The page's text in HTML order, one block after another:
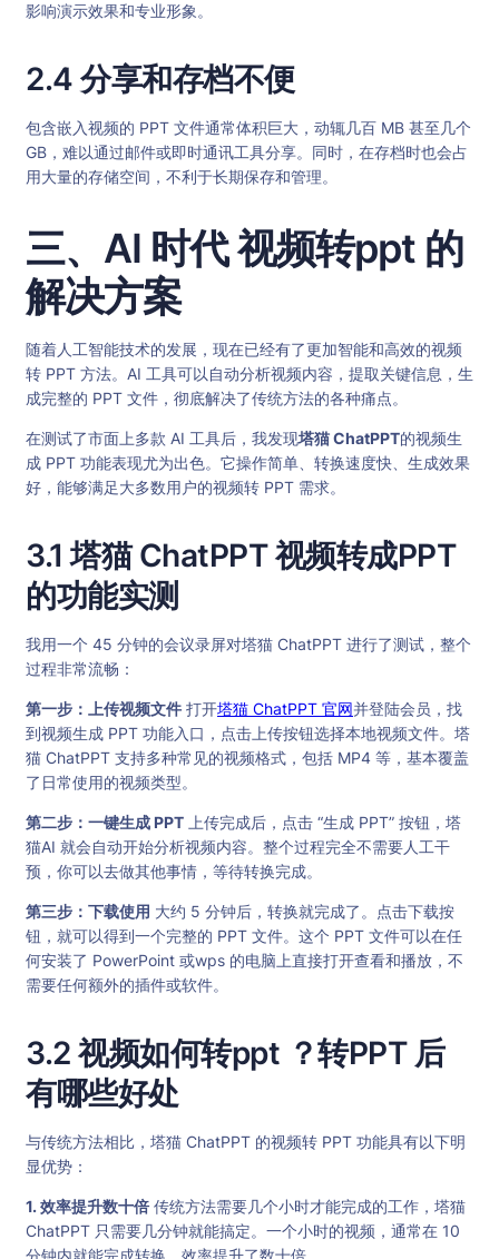
影响演示效果和专业形象。
2.4 分享和存档不便
包含嵌入视频的 PPT 文件通常体积巨大，动辄几百 MB 甚至几个
GB，难以通过邮件或即时通讯工具分享。同时，在存档时也会占
用大量的存储空间，不利于长期保存和管理。
三、AI 时代 视频转ppt 的
解决方案
随着人工智能技术的发展，现在已经有了更加智能和高效的视频
转 PPT 方法。AI 工具可以自动分析视频内容，提取关键信息，生
成完整的 PPT 文件，彻底解决了传统方法的各种痛点。
在测试了市面上多款 AI 工具后，我发现塔猫 ChatPPT的视频生
成 PPT 功能表现尤为出色。它操作简单、转换速度快、生成效果
好，能够满足大多数用户的视频转 PPT 需求。
3.1 塔猫 ChatPPT 视频转成PPT
的功能实测
我用一个 45 分钟的会议录屏对塔猫 ChatPPT 进行了测试，整个
过程非常流畅：
第一步：上传视频文件 打开塔猫 ChatPPT 官网并登陆会员，找
到视频生成 PPT 功能入口，点击上传按钮选择本地视频文件。塔
猫 ChatPPT 支持多种常见的视频格式，包括 MP4 等，基本覆盖
了日常使用的视频类型。
第二步：一键生成 PPT 上传完成后，点击 “生成 PPT” 按钮，塔
猫AI 就会自动开始分析视频内容。整个过程完全不需要人工干
预，你可以去做其他事情，等待转换完成。
第三步：下载使用 大约 5 分钟后，转换就完成了。点击下载按
钮，就可以得到一个完整的 PPT 文件。这个 PPT 文件可以在任
何安装了 PowerPoint 或wps 的电脑上直接打开查看和播放，不
需要任何额外的插件或软件。
3.2 视频如何转ppt ？转PPT 后
有哪些好处
与传统方法相比，塔猫 ChatPPT 的视频转 PPT 功能具有以下明
显优势：
1. 效率提升数十倍 传统方法需要几个小时才能完成的工作，塔猫
ChatPPT 只需要几分钟就能搞定。一个小时的视频，通常在 10
分钟内就能完成转换，效率提升了数十倍。